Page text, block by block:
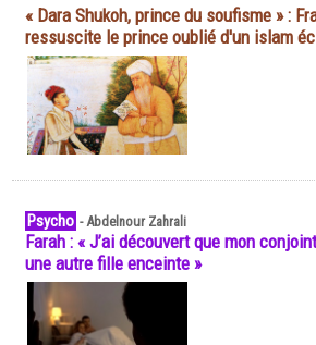
« Dara Shukoh, prince du soufisme » :
ressuscite le prince oublié d'un islam
Psycho -Abdelnour Zahrali
Farah : « J’ai découvert que mon
une autre fille enceinte »